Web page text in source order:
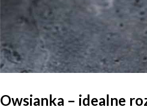
Owsianka – idealne